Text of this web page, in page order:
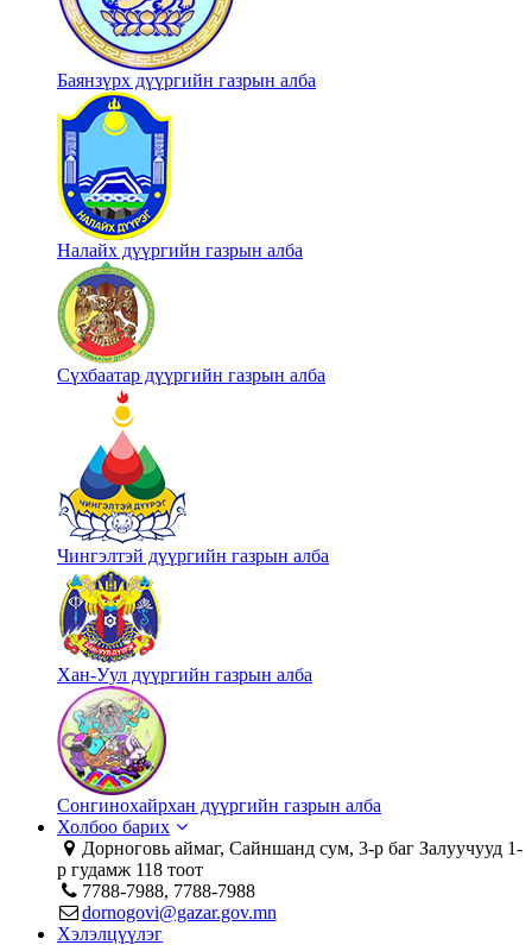
Баянзүрх дүүргийн газрын алба
Налайх дүүргийн газрын алба
Сүхбаатар дүүргийн газрын алба
Чингэлтэй дүүргийн газрын алба
Хан-Уул дүүргийн газрын алба
Сонгинохайрхан дүүргийн газрын алба
Холбоо барих
Дорноговь аймаг, Сайншанд сум, 3-р баг Залуучууд 1-
р гудамж 118 тоот
7788-7988, 7788-7988
dornogovi@gazar.gov.mn
Хэлэлцүүлэг